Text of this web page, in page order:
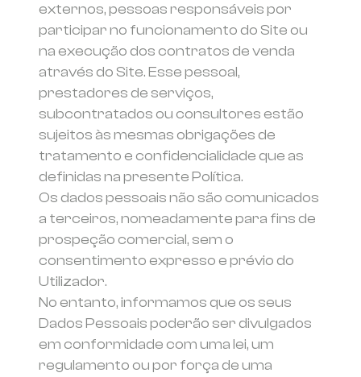
externos, pessoas responsáveis por
participar no funcionamento do Site ou
na execução dos contratos de venda
através do Site. Esse pessoal,
prestadores de serviços,
subcontratados ou consultores estão
sujeitos às mesmas obrigações de
tratamento e confidencialidade que as
definidas na presente Política.
Os dados pessoais não são comunicados
a terceiros, nomeadamente para fins de
prospeção comercial, sem o
consentimento expresso e prévio do
Utilizador.
No entanto, informamos que os seus
Dados Pessoais poderão ser divulgados
em conformidade com uma lei, um
regulamento ou por força de uma